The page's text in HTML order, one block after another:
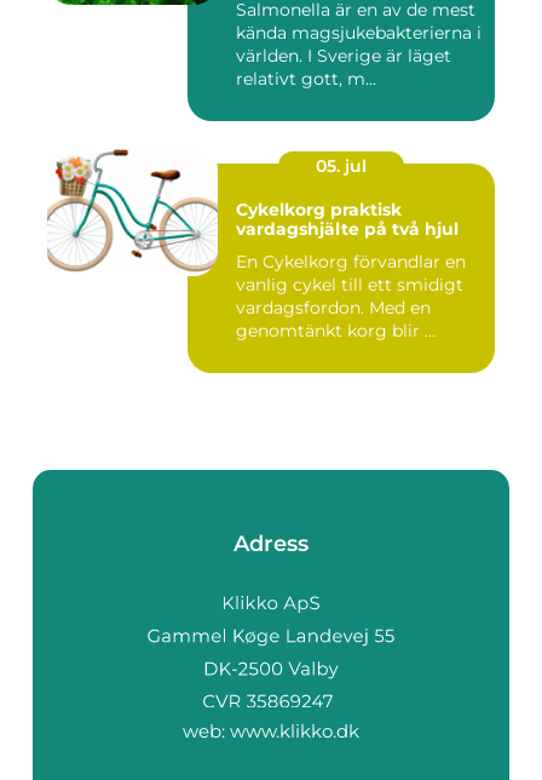
Salmonella är en av de mest
kända magsjukebakterierna i
världen. I Sverige är läget
relativt gott, m...
05. jul
Cykelkorg praktisk
vardagshjälte på två hjul
En Cykelkorg förvandlar en
vanlig cykel till ett smidigt
vardagsfordon. Med en
genomtänkt korg blir ...
Adress
web: www.klikko.dk